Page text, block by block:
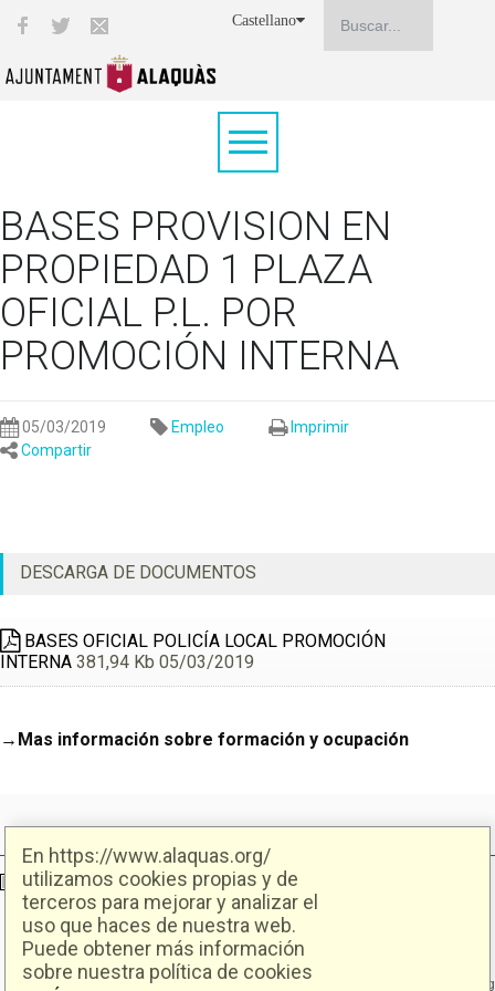
En https://www.alaquas.org/
utilizamos cookies propias y de
terceros para mejorar y analizar el
uso que haces de nuestra web.
Puede obtener más información
sobre nuestra política de cookies
Castellano
BASES PROVISION EN
PROPIEDAD 1 PLAZA
OFICIAL P.L. POR
PROMOCIÓN INTERNA
05/03/2019 Empleo
Imprimir
Compartir
DESCARGA DE DOCUMENTOS
BASES OFICIAL POLICÍA LOCAL PROMOCIÓN
INTERNA 381,94 Kb 05/03/2019
→Mas información sobre formación y ocupación
Ajuntament d'Alaquàs Creative Commons
Ajuntament d'Alaquàs.
C/. Major 88. CP: 46970 Alaquàs.dir3: L01460057
Tel.: 96 151 94 00 | FAX: 96 151 94 03 | info@alaquas.org